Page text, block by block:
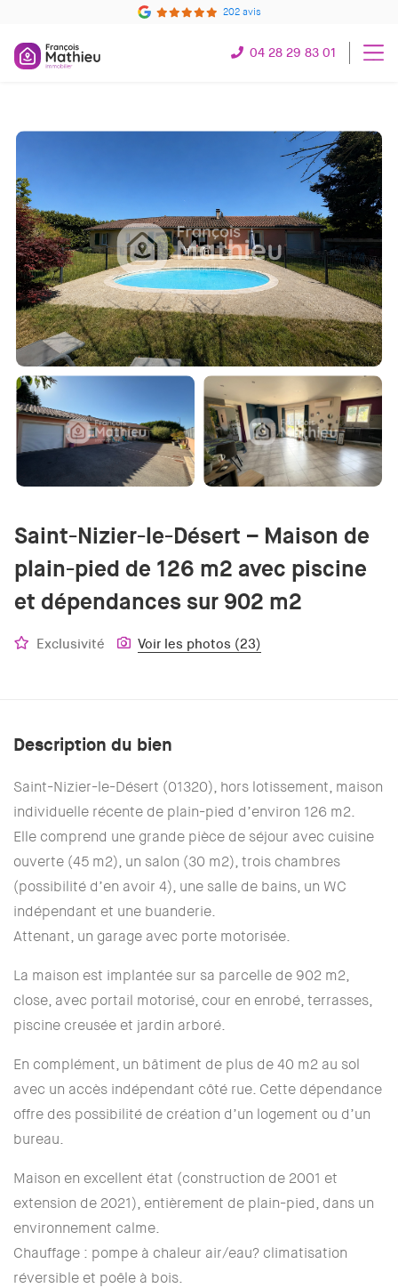
202 avis
04 28 29 83 01
Saint-Nizier-le-Désert – Maison de
plain-pied de 126 m2 avec piscine
et dépendances sur 902 m2
Exclusivité Voir les photos (23)
Description du bien
Saint-Nizier-le-Désert (01320), hors lotissement, maison
individuelle récente de plain-pied d’environ 126 m2.
Elle comprend une grande pièce de séjour avec cuisine
ouverte (45 m2), un salon (30 m2), trois chambres
(possibilité d’en avoir 4), une salle de bains, un WC
indépendant et une buanderie.
Attenant, un garage avec porte motorisée.
La maison est implantée sur sa parcelle de 902 m2,
close, avec portail motorisé, cour en enrobé, terrasses,
piscine creusée et jardin arboré.
En complément, un bâtiment de plus de 40 m2 au sol
avec un accès indépendant côté rue. Cette dépendance
offre des possibilité de création d’un logement ou d’un
bureau.
Maison en excellent état (construction de 2001 et
extension de 2021), entièrement de plain-pied, dans un
environnement calme.
Chauffage : pompe à chaleur air/eau? climatisation
réversible et poêle à bois.